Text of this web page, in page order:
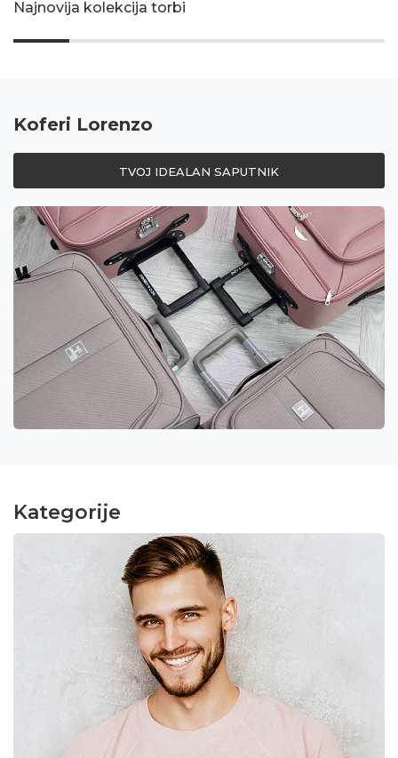
Najnovija kolekcija torbi
Koferi Lorenzo
TVOJ IDEALAN SAPUTNIK
Kategorije